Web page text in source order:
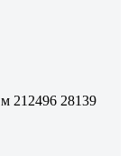
212496 28139